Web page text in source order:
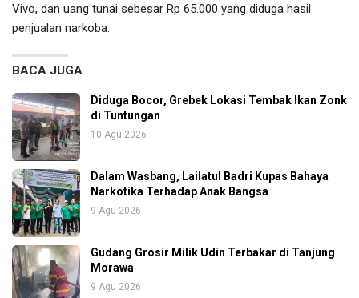
Vivo, dan uang tunai sebesar Rp 65.000 yang diduga hasil
penjualan narkoba.
BACA JUGA
Diduga Bocor, Grebek Lokasi Tembak Ikan Zonk
di Tuntungan
10 Agu 2026
Dalam Wasbang, Lailatul Badri Kupas Bahaya
Narkotika Terhadap Anak Bangsa
9 Agu 2026
Gudang Grosir Milik Udin Terbakar di Tanjung
Morawa
9 Agu 2026